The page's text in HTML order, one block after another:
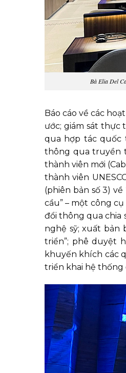
Bà Elia Del
Báo cáo về các
ước; giám sát thực
qua hợp tác quốc
thông qua truyền
thành viên mới
thành viên
(phiên bản số 3)
cầu” – một công
đổi thông qua chia
nghệ sỹ; xuất bản
triển”; phê duyệt
khuyến khích các
triển khai hệ thống